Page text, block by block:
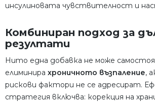
инсулиновата чувствителност и
Комбиниран подход за
резултати
Нито една добавка не може
елиминира хроничното възпаление,
рискови фактори не се адресират.
стратегия включва: корекция на